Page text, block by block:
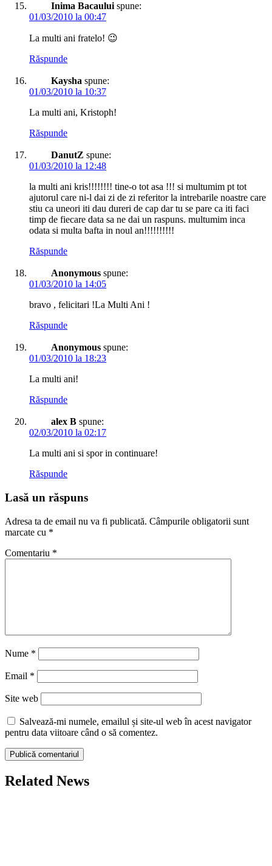
Inima Bacaului spune:
01/03/2010 la 00:47
La multi ani fratelo! 😉
Răspunde
Kaysha spune:
01/03/2010 la 10:37
La multi ani, Kristoph!
Răspunde
DanutZ spune:
01/03/2010 la 12:48
la multi ani kris!!!!!!!! tine-o tot asa !!! si multumim pt tot
ajutorul care ni-l dai zi de zi referitor la intrebarile noastre care
stiu ca uneori iti dau dureri de cap dar tu se pare ca iti faci
timp de fiecare data sa ne dai un raspuns. multumim inca
odata si multa bafta in noul an!!!!!!!!!!
Răspunde
Anonymous spune:
01/03/2010 la 14:05
bravo , felicitari !La Multi Ani !
Răspunde
Anonymous spune:
01/03/2010 la 18:23
La multi ani!
Răspunde
alex B spune:
02/03/2010 la 02:17
La multi ani si spor in continuare!
Răspunde
Lasă un răspuns
Adresa ta de email nu va fi publicată. Câmpurile obligatorii sunt
marcate cu *
Comentariu *
Nume *
Email *
Site web
Salvează-mi numele, emailul și site-ul web în acest navigator
pentru data viitoare când o să comentez.
Related News